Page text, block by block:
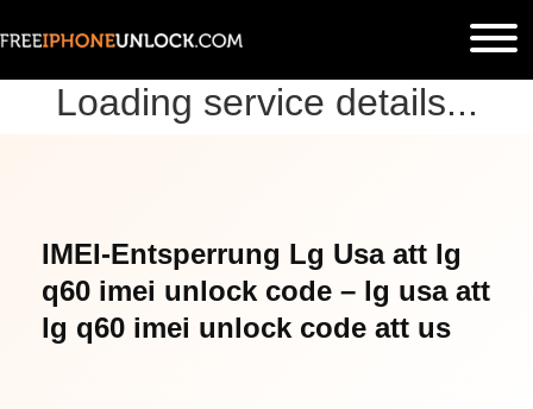
Loading service details...
IMEI-Entsperrung Lg Usa att lg
q60 imei unlock code – lg usa att
lg q60 imei unlock code att us